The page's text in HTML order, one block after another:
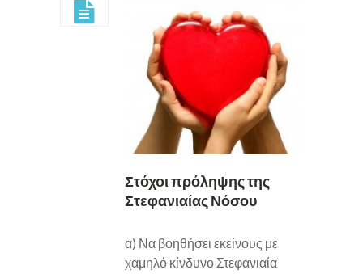
Στόχοι πρόληψης της
Στεφανιαίας Νόσου
α) Να βοηθήσει εκείνους με
χαμηλό κίνδυνο Στεφανιαία